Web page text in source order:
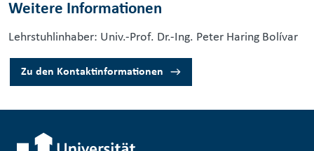
Weitere Informationen
Lehrstuhlinhaber: Univ.-Prof. Dr.-Ing. Peter Haring Bolívar
Zu den Kontaktinformationen